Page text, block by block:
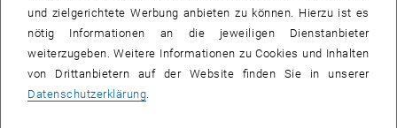
Die Gruppe wurde von Herrn DI Wolfgang Schwengerer begrüßt und
ins Baubüro geführt. Dort fand eine ausführliche und informative
Präsentation statt, über die Auswahl der Trasse, die Entwicklung
des Projektes sowie seine Bedeutung für den Verkehr und die
Wirtschaft in Österreich. Es wurden insbesondere auch die
und zielgerichtete Werbung anbieten zu können. Hierzu ist es
nötig Informationen an die jeweiligen Dienstanbieter
weiterzugeben. Weitere Informationen zu Cookies und Inhalten
von Drittanbietern auf der Website finden Sie in unserer
Datenschutzerklärung